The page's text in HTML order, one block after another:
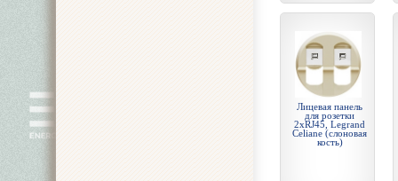
Лицевая панель
для розетки
2хRJ45, Legrand
Celiane (слоновая
кость)